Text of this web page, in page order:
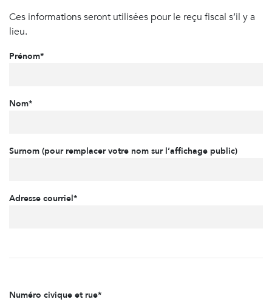
Ces informations seront utilisées pour le reçu fiscal s’il y a
lieu.
Prénom*
Nom*
Surnom (pour remplacer votre nom sur l’affichage public)
Adresse courriel*
Numéro civique et rue*